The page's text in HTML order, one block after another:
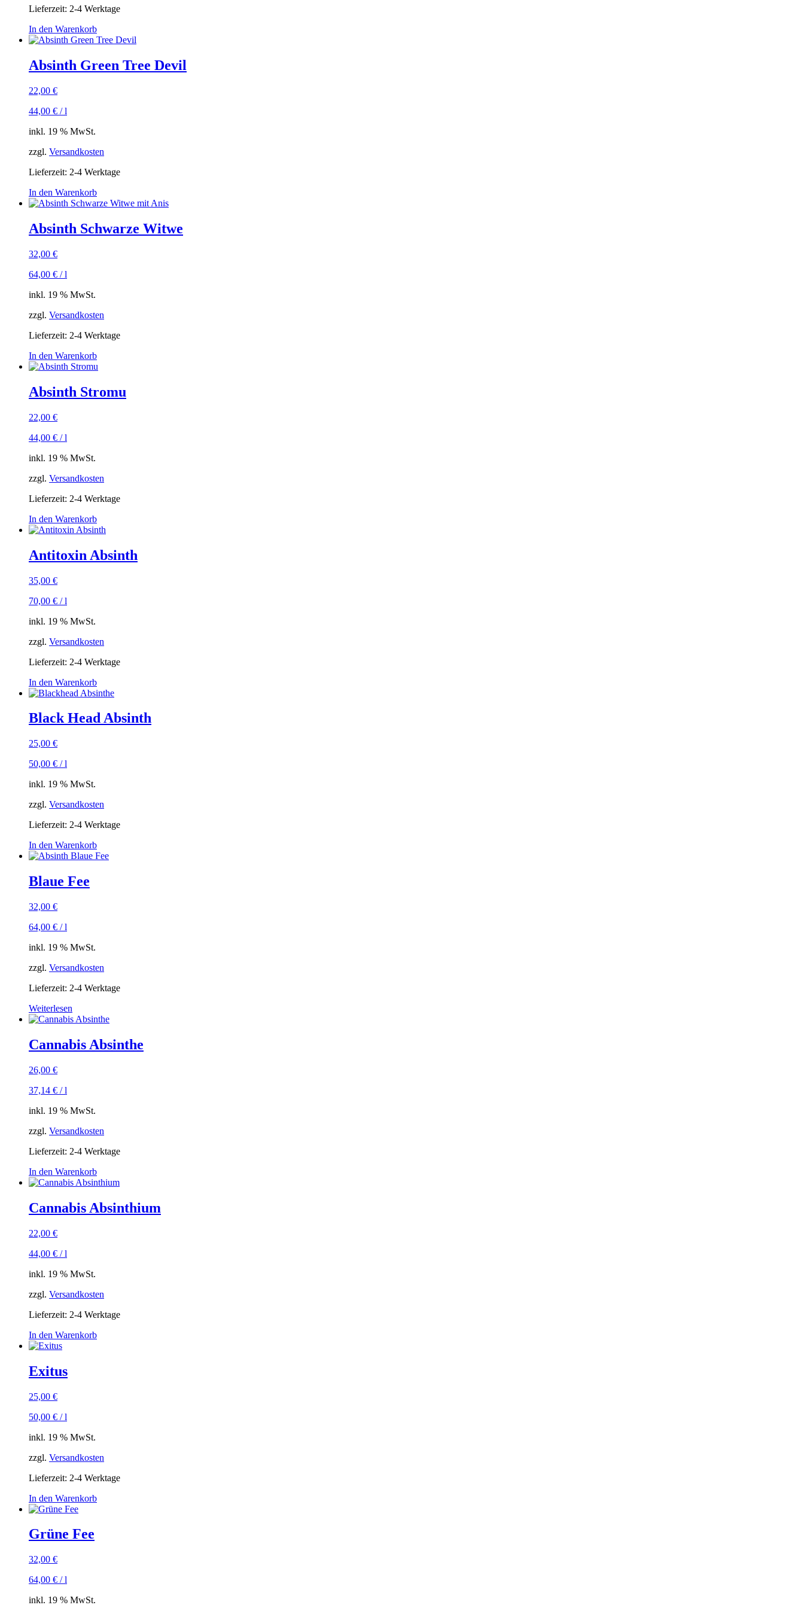
Lieferzeit: 2-4 Werktage
In den Warenkorb
Absinth Green Tree Devil
22,00 €
44,00 € /l
inkl. 19 % MwSt.
zzgl. Versandkosten
Lieferzeit: 2-4 Werktage
In den Warenkorb
Absinth Schwarze Witwe
32,00 €
64,00 € /l
inkl. 19 % MwSt.
zzgl. Versandkosten
Lieferzeit: 2-4 Werktage
In den Warenkorb
Absinth Stromu
22,00 €
44,00 € /l
inkl. 19 % MwSt.
zzgl. Versandkosten
Lieferzeit: 2-4 Werktage
In den Warenkorb
Antitoxin Absinth
35,00 €
70,00 € /l
inkl. 19 % MwSt.
zzgl. Versandkosten
Lieferzeit: 2-4 Werktage
In den Warenkorb
Black Head Absinth
25,00 €
50,00 € /l
inkl. 19 % MwSt.
zzgl. Versandkosten
Lieferzeit: 2-4 Werktage
In den Warenkorb
Blaue Fee
32,00 €
64,00 € /l
inkl. 19 % MwSt.
zzgl. Versandkosten
Lieferzeit: 2-4 Werktage
Weiterlesen
Cannabis Absinthe
26,00 €
37,14 € /l
inkl. 19 % MwSt.
zzgl. Versandkosten
Lieferzeit: 2-4 Werktage
In den Warenkorb
Cannabis Absinthium
22,00 €
44,00 € /l
inkl. 19 % MwSt.
zzgl. Versandkosten
Lieferzeit: 2-4 Werktage
In den Warenkorb
Exitus
25,00 €
50,00 € /l
inkl. 19 % MwSt.
zzgl. Versandkosten
Lieferzeit: 2-4 Werktage
In den Warenkorb
Grüne Fee
32,00 €
64,00 € /l
inkl. 19 % MwSt.